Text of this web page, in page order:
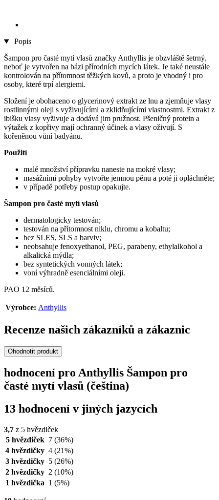
Popis
Šampon pro časté mytí vlasů značky Anthyllis je obzvláště šetrný,
neboť je vytvořen na bázi přírodních mycích látek. Je také neustále
kontrolován na přítomnost těžkých kovů, a proto je vhodný i pro
osoby, které trpí alergiemi.
Složení je obohaceno o glycerinový extrakt ze lnu a zjemňuje vlasy
rostlinnými oleji s vyživujícími a zklidňujícími vlastnostmi. Extrakt z
ibišku vlasy vyživuje a dodává jim pružnost. Pšeničný protein a
výtažek z kopřivy mají ochranný účinek a vlasy oživují. S
kořeněnou vůní badyánu.
Použití
malé množství přípravku naneste na mokré vlasy;
masážními pohyby vytvořte jemnou pěnu a poté ji opláchněte;
v případě potřeby postup opakujte.
Šampon pro časté mytí vlasů
dermatologicky testován;
testován na přítomnost niklu, chromu a kobaltu;
bez SLES, SLS a barviv;
neobsahuje fenoxyethanol, PEG, parabeny, ethylalkohol a
alkalická mýdla;
bez syntetických vonných látek;
voní výhradně esenciálními oleji.
PAO 12 měsíců.
Výrobce: Anthyllis
Recenze našich zákazníků a zákaznic
Ohodnotit produkt
hodnocení pro Anthyllis Šampon pro
časté mytí vlasů (čeština)
13 hodnocení v jiných jazycích
3,7 z 5 hvězdiček
5 hvězdiček 7 (36%)
4 hvězdičky 4 (21%)
3 hvězdičky 5 (26%)
2 hvězdičky 2 (10%)
1 hvězdička 1 (5%)